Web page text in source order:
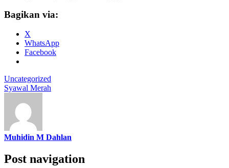
Bagikan via:
X
WhatsApp
Facebook
Uncategorized
Syawal Merah
Muhidin M Dahlan
Post navigation